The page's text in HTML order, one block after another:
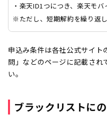
・楽天ID1つにつき、楽天モ
※ただし、短期解約を繰り返
申込み条件は各社公式サイト
問」などのページに記載され
い。
ブラックリストに